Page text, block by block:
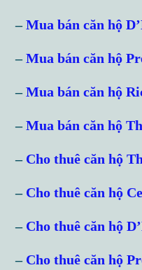
–Mua bán căn hộ
–Mua bán căn hộ
–Mua bán căn hộ
–Mua bán căn hộ
– Cho thuê căn hộ
– Cho thuê căn hộ
– Cho thuê căn hộ
– Cho thuê căn hộ